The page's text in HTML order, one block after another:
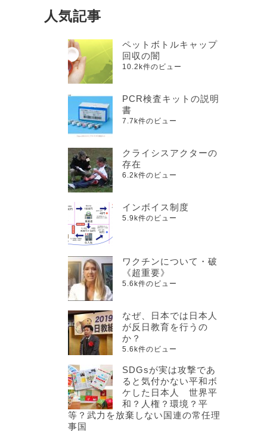
人気記事
ペットボトルキャップ
回収の闇
10.2k件のビュー
PCR検査キットの説明
書
7.7k件のビュー
クライシスアクターの
存在
6.2k件のビュー
インボイス制度
5.9k件のビュー
ワクチンについて・破
《超重要》
5.6k件のビュー
なぜ、日本では日本人
が反日教育を行うの
か？
5.6k件のビュー
SDGsが実は攻撃であ
ると気付かない平和ボ
ケした日本人 世界平
和？人権？環境？平
等？武力を放棄しない国連の常任理
事国